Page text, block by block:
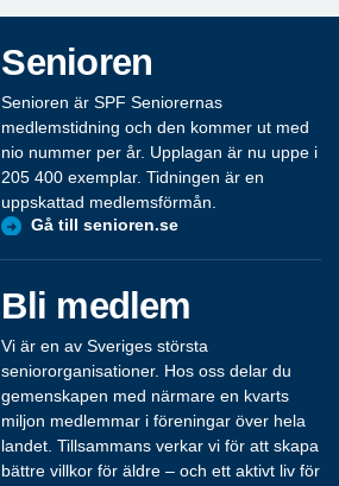
Senioren
Senioren är SPF Seniorernas
medlemstidning och den kommer ut med
nio nummer per år. Upplagan är nu uppe i
205 400 exemplar. Tidningen är en
uppskattad medlemsförmån.
Gå till senioren.se
Bli medlem
Vi är en av Sveriges största
seniororganisationer. Hos oss delar du
gemenskapen med närmare en kvarts
miljon medlemmar i föreningar över hela
landet. Tillsammans verkar vi för att skapa
bättre villkor för äldre – och ett aktivt liv för